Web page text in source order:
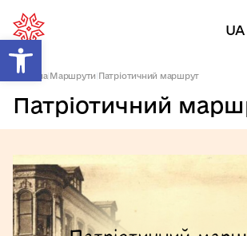
Відкрити Панель інструментів
UA
Головна| Маршрути Патріотичний маршрут
Патріотичний